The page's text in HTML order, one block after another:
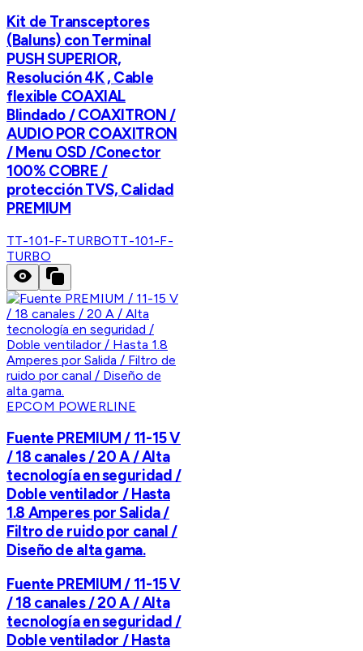
Kit de Transceptores
(Baluns) con Terminal
PUSH SUPERIOR,
Resolución 4K , Cable
flexible COAXIAL
Blindado / COAXITRON /
AUDIO POR COAXITRON
/ Menu OSD /Conector
100% COBRE /
protección TVS, Calidad
PREMIUM
TT-101-F-TURBOTT-101-F-
TURBO
EPCOM POWERLINE
Fuente PREMIUM / 11-15 V
/ 18 canales / 20 A / Alta
tecnología en seguridad /
Doble ventilador / Hasta
1.8 Amperes por Salida /
Filtro de ruido por canal /
Diseño de alta gama.
Fuente PREMIUM / 11-15 V
/ 18 canales / 20 A / Alta
tecnología en seguridad /
Doble ventilador / Hasta